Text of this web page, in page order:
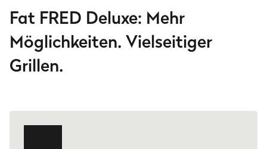
Fat FRED Deluxe: Mehr
Möglichkeiten. Vielseitiger
Grillen.